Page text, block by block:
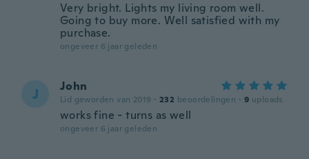
Very bright. Lights my living room well.
Going to buy more. Well satisfied with my
purchase.
ongeveer 6 jaar geleden
J John
Lid geworden van 2019 · 232 beoordelingen · 9 uploads
works fine - turns as well
ongeveer 6 jaar geleden